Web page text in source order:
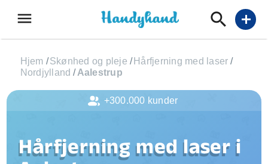
menu add
Hjem /Skønhed og pleje / Hårfjerning med laser /
Nordjylland / Aalestrup
Hårfjerning med laser i
+300.000 kunder